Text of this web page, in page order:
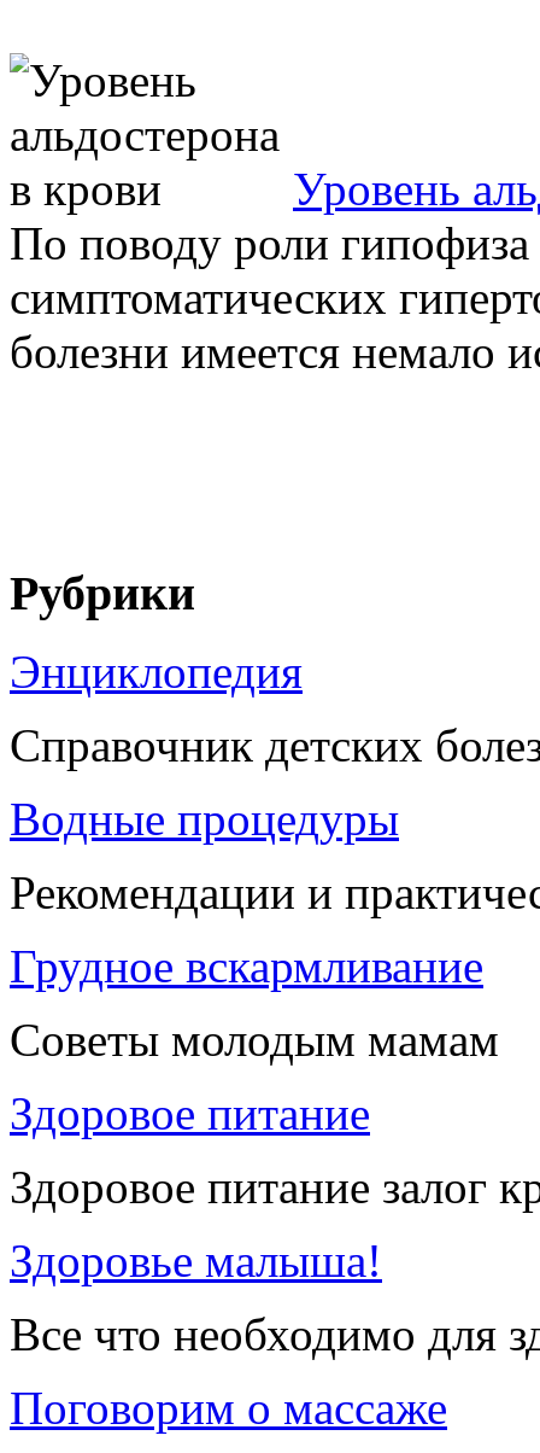
Уровень
По поводу роли
симптоматических
болезни имеется немало
Рубрики
Энциклопедия
Справочник детских
Водные процедуры
Рекомендации и
Грудное вскармливание
Советы молодым мамам
Здоровое питание
Здоровое питание залог
Здоровье малыша!
Все что необходимо для
Поговорим о массаже